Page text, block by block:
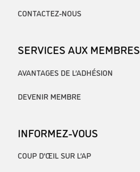
CONTACTEZ-NOUS
SERVICES AUX MEMBRES
AVANTAGES DE L’ADHÉSION
DEVENIR MEMBRE
INFORMEZ-VOUS
COUP D’ŒIL SUR L’AP